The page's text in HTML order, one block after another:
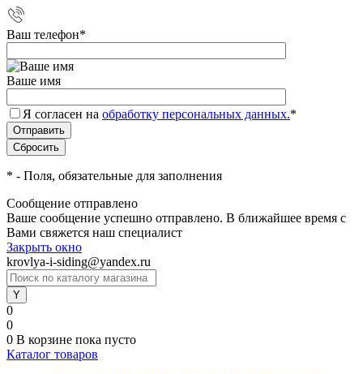
Ваш телефон*
Ваше имя
Я согласен на обработку персональных данных.*
* - Поля, обязательные для заполнения
Сообщение отправлено
Ваше сообщение успешно отправлено. В ближайшее время с
Вами свяжется наш специалист
Закрыть окно
krovlya-i-siding@yandex.ru
0
0
0 В корзине пока пусто
Каталог товаров